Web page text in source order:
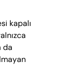
kapalı
da